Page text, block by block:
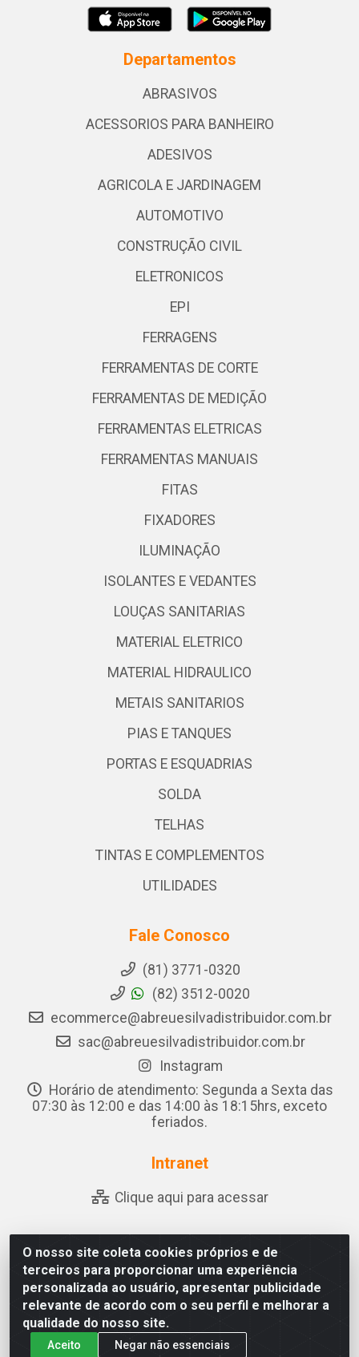
O nosso site coleta cookies próprios e de
terceiros para proporcionar uma experiência
personalizada ao usuário, apresentar publicidade
relevante de acordo com o seu perfil e melhorar a
qualidade do nosso site.
Aceito Negar não essenciais
Departamentos
ABRASIVOS
ACESSORIOS PARA BANHEIRO
ADESIVOS
AGRICOLA E JARDINAGEM
AUTOMOTIVO
CONSTRUÇÃO CIVIL
ELETRONICOS
EPI
FERRAGENS
FERRAMENTAS DE CORTE
FERRAMENTAS DE MEDIÇÃO
FERRAMENTAS ELETRICAS
FERRAMENTAS MANUAIS
FITAS
FIXADORES
ILUMINAÇÃO
ISOLANTES E VEDANTES
LOUÇAS SANITARIAS
MATERIAL ELETRICO
MATERIAL HIDRAULICO
METAIS SANITARIOS
PIAS E TANQUES
PORTAS E ESQUADRIAS
SOLDA
TELHAS
TINTAS E COMPLEMENTOS
UTILIDADES
Fale Conosco
(81) 3771-0320
(82) 3512-0020
ecommerce@abreuesilvadistribuidor.com.br
sac@abreuesilvadistribuidor.com.br
Instagram
Horário de atendimento: Segunda a Sexta das
07:30 às 12:00 e das 14:00 às 18:15hrs, exceto
feriados.
Intranet
Clique aqui para acessar
Abreu & Silva - Rua Padre Jose de Souza Leite, 265 - Ariado,
Olho D'Água das Flores/AL - CEP 57.442-000 - CNPJ
04.790.656/0001-06